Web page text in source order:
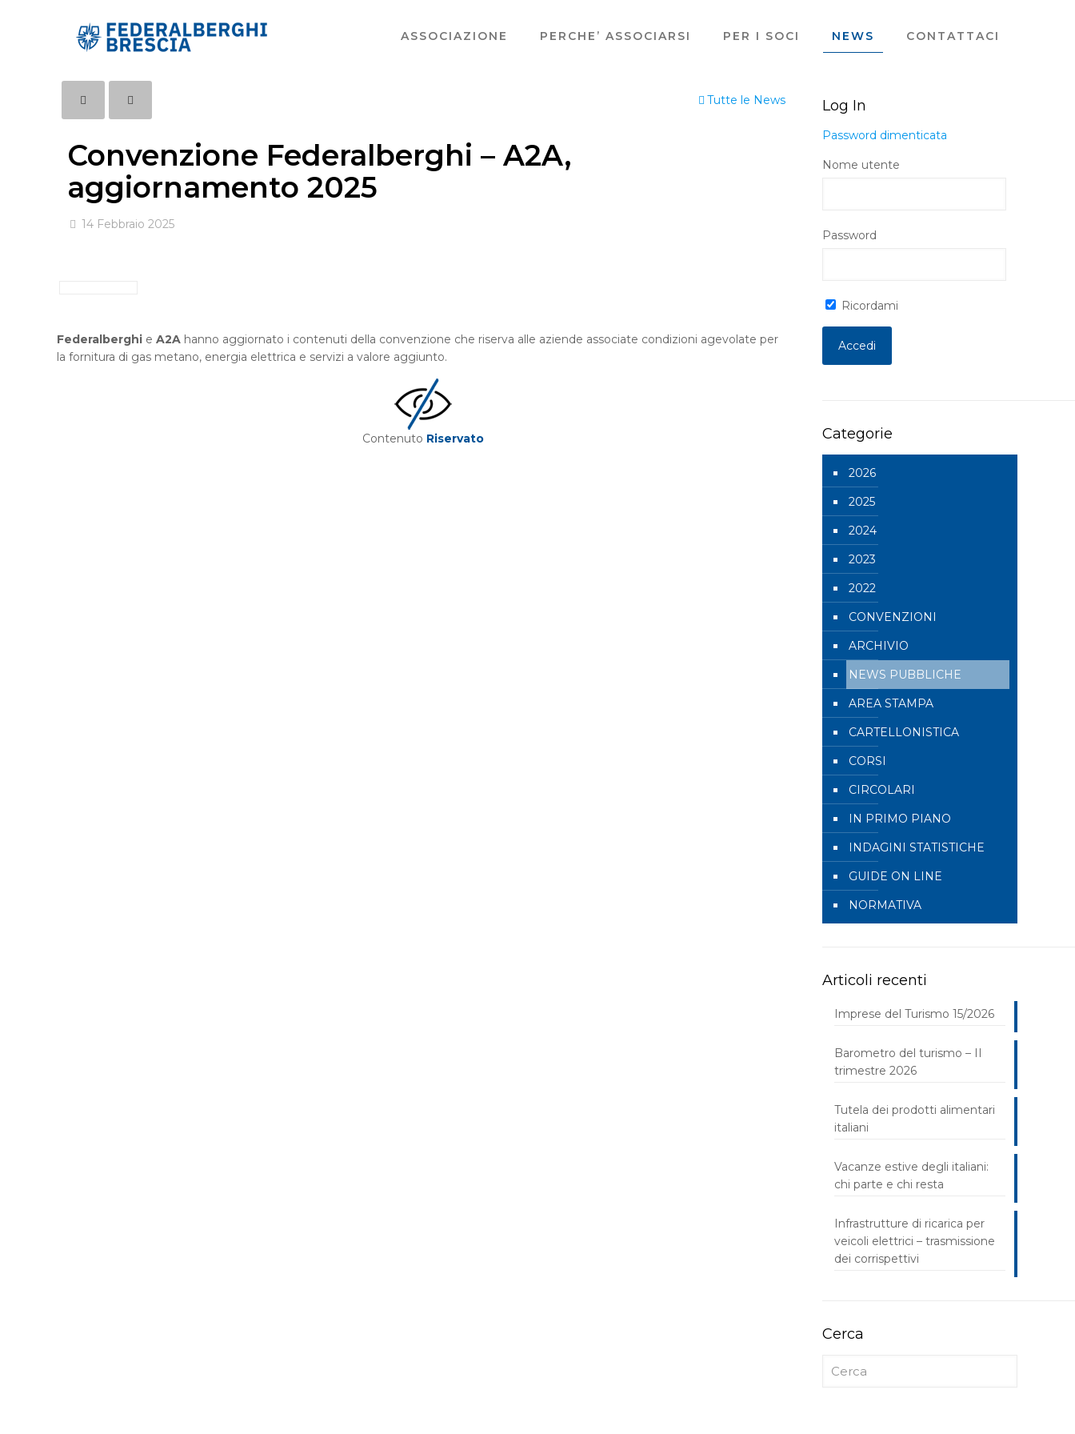
ASSOCIAZIONE PERCHE’ ASSOCIARSI PER I SOCI NEWS CONTATTACI
Tutte le News
Convenzione Federalberghi – A2A,
aggiornamento 2025
14 Febbraio 2025
Federalberghi eA2A hanno aggiornato i contenuti della convenzione che riserva alle aziende associate condizioni agevolate per
la fornitura di gas metano, energia elettrica e servizi a valore aggiunto.
Contenuto Riservato
Log In
Password dimenticata
Nome utente
Password
Ricordami
Categorie
2026
2025
2024
2023
2022
CONVENZIONI
ARCHIVIO
NEWS PUBBLICHE
AREA STAMPA
CARTELLONISTICA
CORSI
CIRCOLARI
IN PRIMO PIANO
INDAGINI STATISTICHE
GUIDE ON LINE
NORMATIVA
Articoli recenti
Imprese del Turismo 15/2026
Barometro del turismo – II
trimestre 2026
Tutela dei prodotti alimentari
italiani
Vacanze estive degli italiani:
chi parte e chi resta
Infrastrutture di ricarica per
veicoli elettrici – trasmissione
dei corrispettivi
Cerca